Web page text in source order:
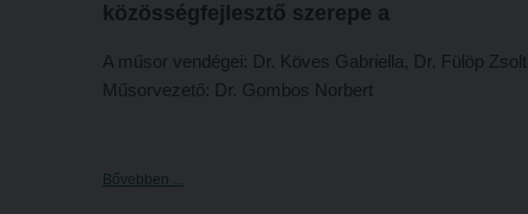
közösségfejlesztő szerepe a
A műsor vendégei: Dr. Köves Gabriella, Dr. Fülöp Zsolt
Műsorvezető: Dr. Gombos Norbert
Bővebben ...